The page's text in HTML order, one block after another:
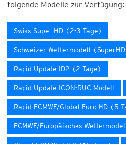
folgende Modelle zur Verfügung:
Swiss Super HD (2-3 Tage)
Schweizer Wettermodell
Rapid Update ID2 (2 Tage)
Rapid Update ICON-RUC Modell
Rapid ECMWF/Global Euro HD (5
ECMWF/Europäisches